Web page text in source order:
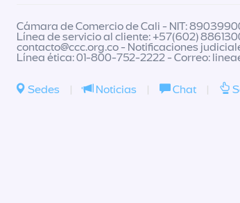
Cámara de Comercio de Cali - NIT:
Línea de servicio al cliente: +57(602)
contacto@ccc.org.co- Notificaciones
Línea ética: 01-800-752-2222 - Correo:
Sedes | Noticias | Chat |